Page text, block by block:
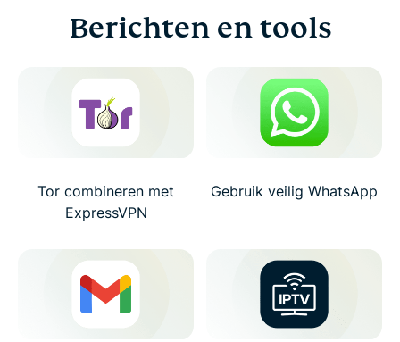
Berichten en tools
Tor combineren met
ExpressVPN
Gebruik veilig WhatsApp